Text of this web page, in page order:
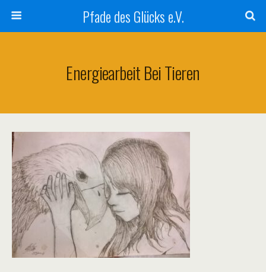
Pfade des Glücks e.V.
Energiearbeit Bei Tieren